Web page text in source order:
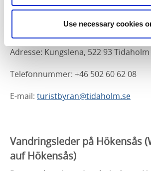
Use necessary cookies
Panoramablick über die Landschaft.
Adresse: Kungslena, 522 93 Tidaholm
Telefonnummer: +46 502 60 62 08
E-mail: turistbyran@tidaholm.se
Vandringsleder på Hökensås
auf Hökensås)